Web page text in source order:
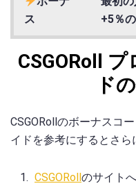
ス
+5％
CSGORoll
ド
CSGORollのボーナスコ
イドを参考にするとさら
CSGORoll のサイト